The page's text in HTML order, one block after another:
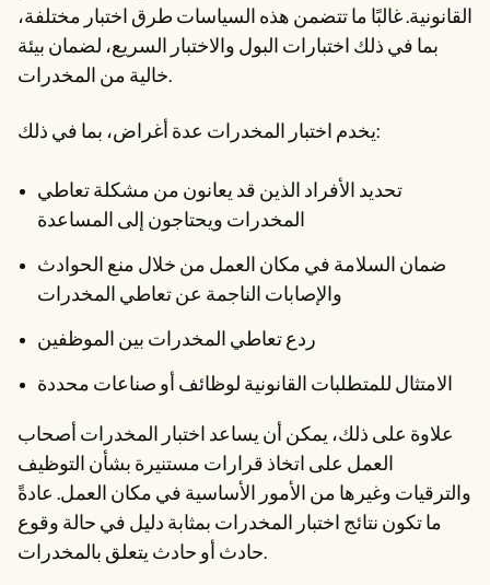
القانونية. غالبًا ما تتضمن هذه السياسات طرق اختبار مختلفة،
بما في ذلك اختبارات البول والاختبار السريع، لضمان بيئة
خالية من المخدرات.
يخدم اختبار المخدرات عدة أغراض، بما في ذلك:
تحديد الأفراد الذين قد يعانون من مشكلة تعاطي
المخدرات ويحتاجون إلى المساعدة
ضمان السلامة في مكان العمل من خلال منع الحوادث
والإصابات الناجمة عن تعاطي المخدرات
ردع تعاطي المخدرات بين الموظفين
الامتثال للمتطلبات القانونية لوظائف أو صناعات محددة
علاوة على ذلك، يمكن أن يساعد اختبار المخدرات أصحاب
العمل على اتخاذ قرارات مستنيرة بشأن التوظيف
والترقيات وغيرها من الأمور الأساسية في مكان العمل. عادةً
ما تكون نتائج اختبار المخدرات بمثابة دليل في حالة وقوع
حادث أو حادث يتعلق بالمخدرات.